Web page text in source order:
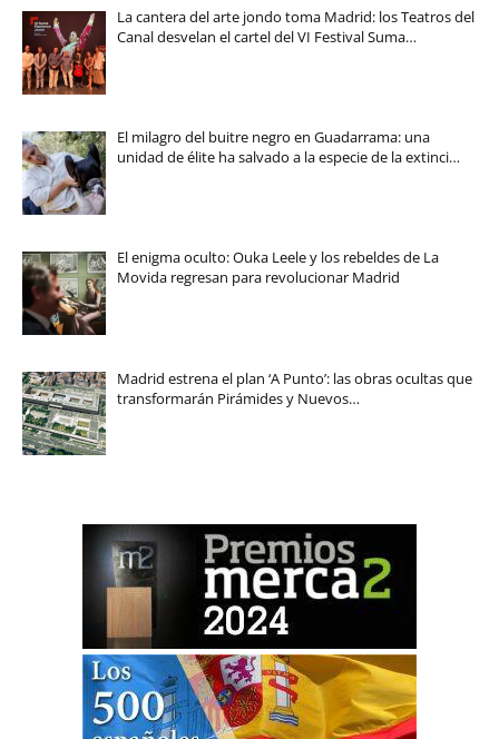
La cantera del arte jondo toma Madrid: los Teatros del
Canal desvelan el cartel del VI Festival Suma…
El milagro del buitre negro en Guadarrama: una
unidad de élite ha salvado a la especie de la extinci…
El enigma oculto: Ouka Leele y los rebeldes de La
Movida regresan para revolucionar Madrid
Madrid estrena el plan ‘A Punto’: las obras ocultas que
transformarán Pirámides y Nuevos…